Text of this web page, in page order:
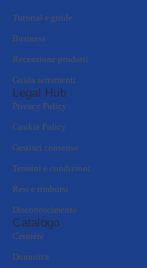
Tutorial e guide
Business
Recensione prodotti
Guida serramenti
Legal Hub
Privacy Policy
Cookie Policy
Gestisci consenso
Termini e condizioni
Resi e rimborsi
Disconoscimento
Catalogo
Cerniere
Domotica